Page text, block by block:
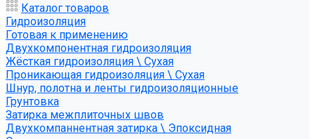
Каталог товаров
Гидроизоляция
Готовая к применению
Двухкомпонентная гидроизоляция
Жёсткая гидроизоляция \ Сухая
Проникающая гидроизоляция \ Сухая
Шнур, полотна и ленты гидроизоляционные
Грунтовка
Затирка межплиточных швов
Двухкомпаннентная затирка \ Эпоксидная